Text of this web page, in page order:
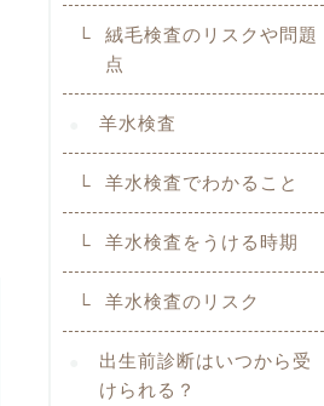
絨毛検査のリスクや問題
点
羊水検査
羊水検査でわかること
羊水検査をうける時期
羊水検査のリスク
出生前診断はいつから受
けられる？